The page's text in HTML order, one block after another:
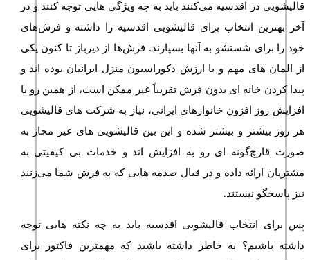
قالیشویی در اقدسیه می‌کنند باید به چه ویژگی هایی توجه کنند و در
آخر بهترین انتخاب برای قالیشویی اقدسیه را داشته و فرش‌های
خود را برای شستشو به آنها بسپارند. فرش‌ها از دیرباز تا کنون یکی
از المان های مهم و با ارزش دکوراسیون منزل ایرانیان بوده اند و
پیدا کردن خانه ای بدون فرش تقریباً غیر ممکن است، از همین رو با
افزایش روز افزون خانوارهای ایرانی، نیاز به شرکت های قالیشویی
هر روز بیشتر و بیشتر شده و این بین قالیشویی های غیر مجاز به
صورت قارچ‌گونه ای رو به افزایش اند و خدمات بی کیفیتی به
مشتریان ارائه داده و در قبال صدمه هایی که به فرش شما می‌زنند
نیز پاسخگو نیستند.
پس برای انتخاب قالیشویی اقدسیه باید به چه نکته هایی توجه
داشته باشیم؟ به خاطر داشته باشید که مهمترین فاکتور برای